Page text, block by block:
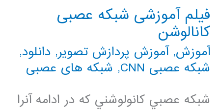
فیلم آموزشی شبکه عصبی
کانالوشن
آموزش,آموزش پردازش تصویر, دانلود,
شبکه عصبی CNN
, شبکه های عصبی
شبکه عصبي کانولوشني که در ادامه آنرا